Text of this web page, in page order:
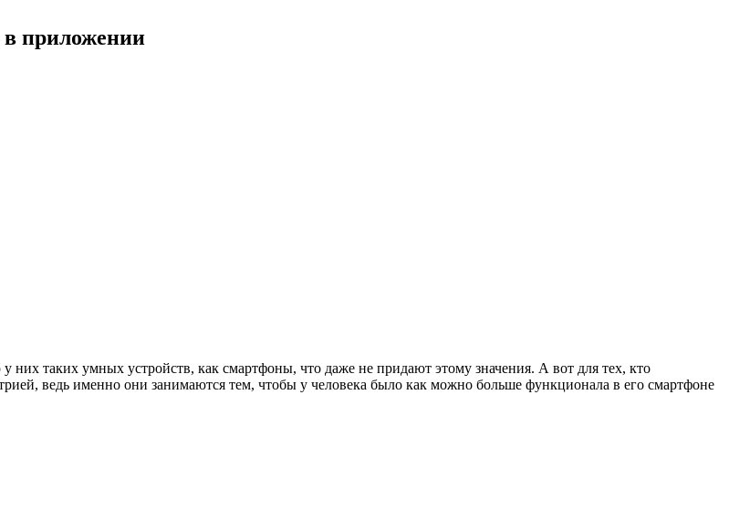
в приложении
них таких умных устройств, как смартфоны, что даже не придают этому значения. А вот для тех, кто
ведь именно они занимаются тем, чтобы у человека было как можно больше функционала в его смартфоне